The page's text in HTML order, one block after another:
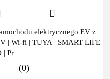
elektrycznego EV z
| Wi-fi | TUYA | SMART LIFE
| Pr
(0)